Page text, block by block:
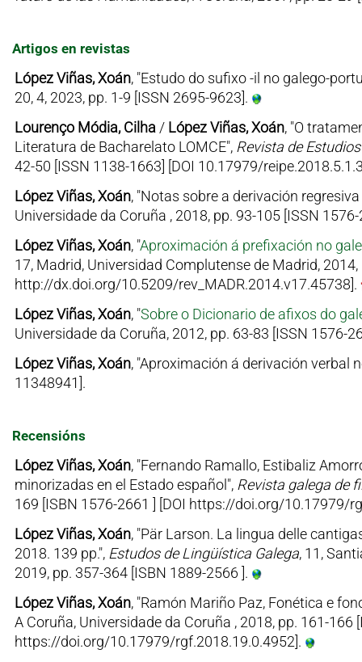
Artigos en revistas
López Viñas, Xoán, "Estudo do sufixo -il no galego-
20, 4, 2023, pp. 1-9 [ISSN 2695-9623].
Lourenço Módia, Cilha / López Viñas, Xoán, "O
Literatura de Bacharelato LOMCE", Revista de
42-50 [ISSN 1138-1663] [DOI 10.17979/
López Viñas, Xoán, "Notas sobre a derivación
Universidade da Coruña , 2018, pp. 93-105 [ISSN
López Viñas, Xoán, "Aproximación á prefixación no
17, Madrid, Universidad Complutense de Madrid,
http://dx.doi.org/10.5209/rev_MADR.2014.v17.45738].
López Viñas, Xoán, "Sobre o Dicionario de afixos do
Universidade da Coruña, 2012, pp. 63-83 [ISSN 1576-
López Viñas, Xoán, "Aproximación á derivación verbal
11348941].
Recensións
López Viñas, Xoán, "Fernando Ramallo, Estibaliz
minorizadas en el Estado español", Revista galega de
169 [ISBN 1576-2661 ] [DOI https://doi.org/10.17979/
López Viñas, Xoán, "Pär Larson. La lingua delle
2018. 139 pp.", Estudos de Lingüística Galega, 11,
2019, pp. 357-364 [ISBN 1889-2566 ].
López Viñas, Xoán, "Ramón Mariño Paz, Fonética e
A Coruña, Universidade da Coruña , 2018, pp. 161-166
https://doi.org/10.17979/rgf.2018.19.0.4952].